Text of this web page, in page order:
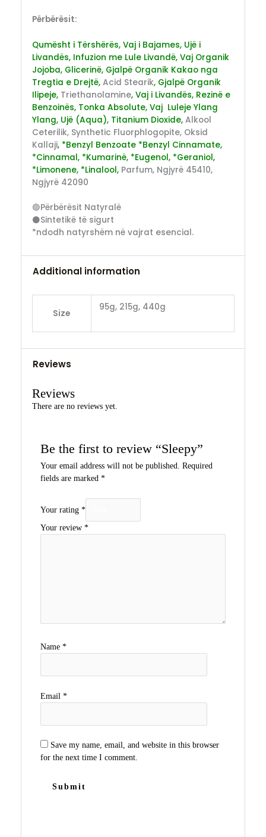
Përbërësit:
Qumësht i Tërshërës, Vaj i Bajames, Ujë i
Livandës, Infuzion me Lule Livandë, Vaj Organik
Jojoba, Glicerinë, Gjalpë Organik Kakao nga
Tregtia e Drejtë, Acid Stearik, Gjalpë Organik
Ilipeje, Triethanolamine, Vaj i Livandës, Rezinë e
Benzoinës, Tonka Absolute, Vaj Luleje Ylang
Ylang, Ujë (Aqua), Titanium Dioxide, Alkool
Ceterilik, Synthetic Fluorphlogopite, Oksid
Kallaji, *Benzyl Benzoate *Benzyl Cinnamate,
*Cinnamal, *Kumarinë, *Eugenol, *Geraniol,
*Limonene, *Linalool, Parfum, Ngjyrë 45410,
Ngjyrë 42090
🟢Përbërësit Natyralë
⚫Sintetikë të sigurt
*ndodh natyrshëm në vajrat esencial.
Additional information
Size
95g, 215g, 440g
Reviews
Reviews
There are no reviews yet.
Be the first to review “Sleepy”
Your email address will not be published. Required
fields are marked *
Your rating *
Your review *
Name *
Email *
Save my name, email, and website in this browser
for the next time I comment.